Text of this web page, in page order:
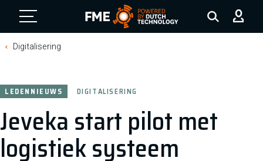
FME Logo, to the homepage
Digitalisering
Jeveka start pilot met
logistiek systeem
LEDENNIEUWS DIGITALISERING